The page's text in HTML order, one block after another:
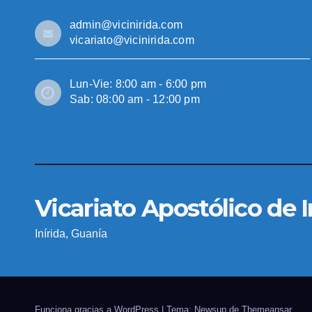
admin@vicinirida.com
vicariato@vicinirida.com
Lun-Vie: 8:00 am - 6:00 pm
Sab: 08:00 am - 12:00 pm
Vicariato Apostólico de
Inírida, Guanía
Funciona gracias a WordPress Tema: Newsup de Themeansar